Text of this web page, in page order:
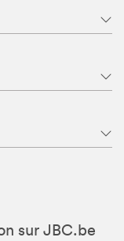
sur JBC.be